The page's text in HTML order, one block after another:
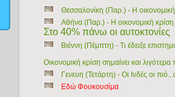
Θεσσαλονίκη (Παρ.) - Η
Αθήνα (Παρ.) - Η οικονομική κρίση
Στο 40% πάνω οι αυτοκτονίες
Βιέννη (Πέμπτη) - Τι έδειξε
Οικονομική κρίση σημαίνει και λιγότερα
Γενευη (Τετάρτη) - Οι Ινδές οι
Εδώ Φουκουσίμα